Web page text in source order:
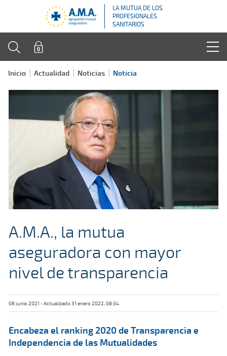
LA MUTUA DE LOS
PROFESIONALES
SANITARIOS
Inicio Actualidad Noticias Noticia
A.M.A., la mutua
aseguradora con mayor
nivel de transparencia
08 junio 2021 - Actualizado 31 enero 2022, 08:34
Encabeza el ranking 2020 de Transparencia e
Independencia de las Mutualidades